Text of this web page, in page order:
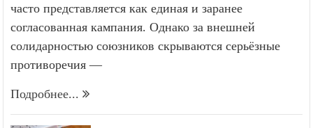
часто представляется как единая и заранее
согласованная кампания. Однако за внешней
солидарностью союзников скрываются серьёзные
противоречия —
Подробнее...